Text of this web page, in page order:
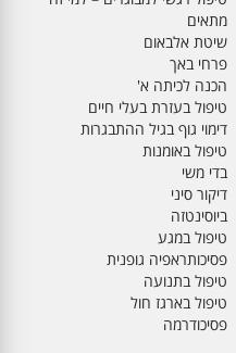
מתאים
שיטת אלבאום
פרחי באך
הכנה לכיתה א'
טיפול בעזרת בעלי חיים
דימוי גוף בגיל ההתבגרות
טיפול באומנות
בדי משי
דיקור סיני
ביוסינטזה
טיפול במגע
פסיכותראפיה גופנית
טיפול בתנועה
טיפול בארגז חול
פסיכודרמה